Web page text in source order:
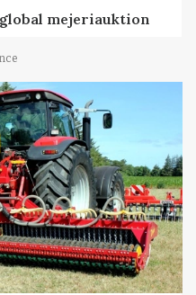
mejeriauktion